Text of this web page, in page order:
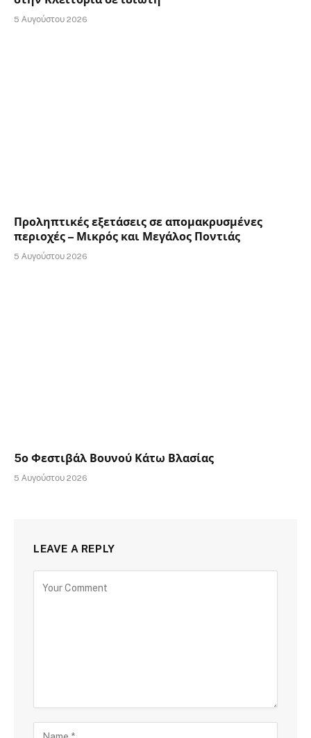
5 Αυγούστου 2026
Προληπτικές εξετάσεις σε απομακρυσμένες
περιοχές – Μικρός και Μεγάλος Ποντιάς
5 Αυγούστου 2026
5ο Φεστιβάλ Βουνού Κάτω Βλασίας
5 Αυγούστου 2026
LEAVE A REPLY